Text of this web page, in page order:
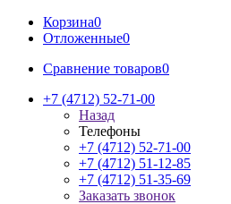
Корзина0
Отложенные0
Сравнение товаров0
+7 (4712) 52-71-00
Назад
Телефоны
+7 (4712) 52-71-00
+7 (4712) 51-12-85
+7 (4712) 51-35-69
Заказать звонок